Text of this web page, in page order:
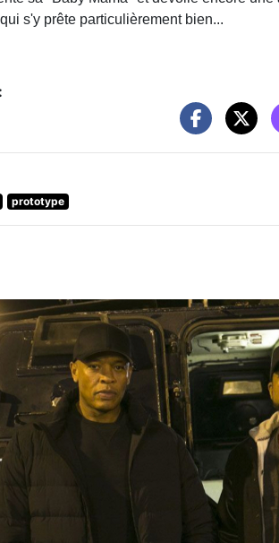
s'y prête particulièrement bien...
prototype